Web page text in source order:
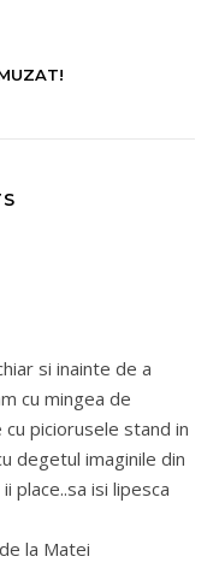
si inainte de a
cu mingea de
cu piciorusele stand in
degetul imaginile din
place..sa isi lipesca
la Matei